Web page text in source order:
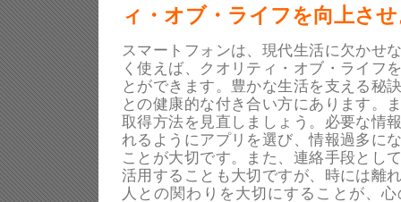
ィ・オブ・ライフを向上さ
スマートフォンは、現代生活に欠かせ
く使えば、クオリティ・オブ・ライフ
とができます。豊かな生活を支える秘
との健康的な付き合い方にあります。
取得方法を見直しましょう。必要な情
れるようにアプリを選び、情報過多に
ことが大切です。また、連絡手段とし
活用することも大切ですが、時には離
人との関わりを大切にすることが、